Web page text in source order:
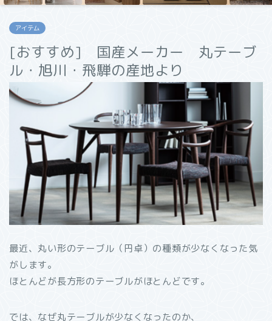
アイテム
[おすすめ] 国産メーカー 丸テーブ
ル・旭川・飛騨の産地より
最近、丸い形のテーブル（円卓）の種類が少なくなった気
がします。
ほとんどが長方形のテーブルがほとんどです。
では、なぜ丸テーブルが少なくなったのか、